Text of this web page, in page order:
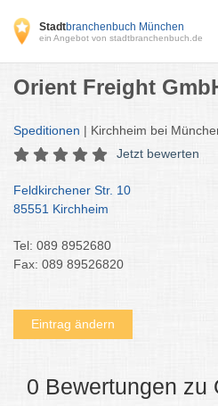
Stadtbranchenbuch München
ein Angebot von stadtbranchenbuch.de
Orient Freight
Speditionen | Kirchheim bei
Jetzt bewerten
Feldkirchener Str. 10
85551 Kirchheim
Tel: 089 8952680
Fax: 089 89526820
Eintrag ändern
0 Bewertungen zu